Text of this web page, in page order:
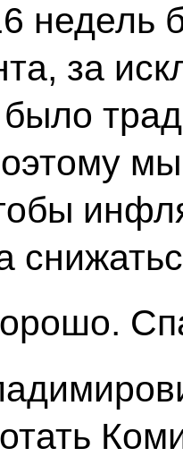
недель
за
было
мы